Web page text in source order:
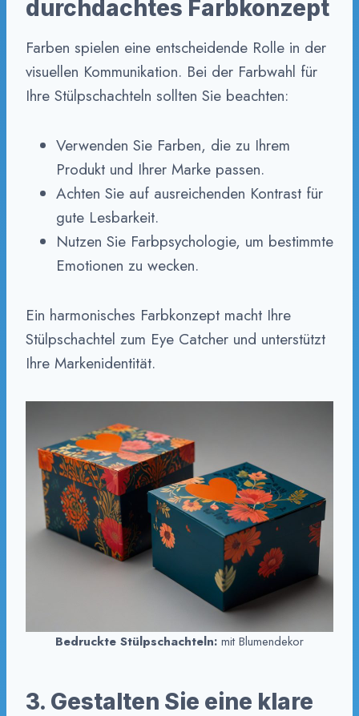
durchdachtes Farbkonzept
Farben spielen eine entscheidende Rolle in der
visuellen Kommunikation. Bei der Farbwahl für
Ihre Stülpschachteln sollten Sie beachten:
Verwenden Sie Farben, die zu Ihrem
Produkt und Ihrer Marke passen.
Achten Sie auf ausreichenden Kontrast für
gute Lesbarkeit.
Nutzen Sie Farbpsychologie, um bestimmte
Emotionen zu wecken.
Ein harmonisches Farbkonzept macht Ihre
Stülpschachtel zum Eye Catcher und unterstützt
Ihre Markenidentität.
Bedruckte Stülpschachteln: mit Blumendekor
3. Gestalten Sie eine klare